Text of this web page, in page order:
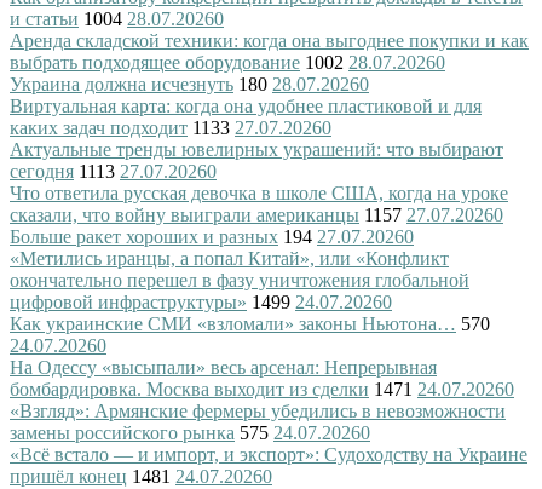
и статьи 1004 28.07.20260
Аренда складской техники: когда она выгоднее покупки и как
выбрать подходящее оборудование 1002 28.07.20260
Украина должна исчезнуть 180 28.07.20260
Виртуальная карта: когда она удобнее пластиковой и для
каких задач подходит 1133 27.07.20260
Актуальные тренды ювелирных украшений: что выбирают
сегодня 1113 27.07.20260
Что ответила русская девочка в школе США, когда на уроке
сказали, что войну выиграли американцы 1157 27.07.20260
Больше ракет хороших и разных 194 27.07.20260
«Метились иранцы, а попал Китай», или «Конфликт
окончательно перешел в фазу уничтожения глобальной
цифровой инфраструктуры» 1499 24.07.20260
Как украинские СМИ «взломали» законы Ньютона… 570
24.07.20260
На Одессу «высыпали» весь арсенал: Непрерывная
бомбардировка. Москва выходит из сделки 1471 24.07.20260
«Взгляд»: Армянские фермеры убедились в невозможности
замены российского рынка 575 24.07.20260
«Всё встало — и импорт, и экспорт»: Судоходству на Украине
пришёл конец 1481 24.07.20260